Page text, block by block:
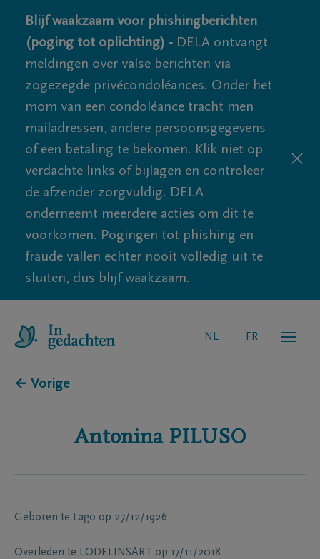
Blijf waakzaam voor phishingberichten
(poging tot oplichting) - DELA ontvangt
meldingen over valse berichten via
zogezegde privécondoléances. Onder het
mom van een condoléance tracht men
mailadressen, andere persoonsgegevens
of een betaling te bekomen. Klik niet op
verdachte links of bijlagen en controleer
de afzender zorgvuldig. DELA
onderneemt meerdere acties om dit te
voorkomen. Pogingen tot phishing en
fraude vallen echter nooit volledig uit te
sluiten, dus blijf waakzaam.
NL FR
← Vorige
Antonina PILUSO
Geboren te Lago op 27/12/1926
Overleden te LODELINSART op 17/11/2018